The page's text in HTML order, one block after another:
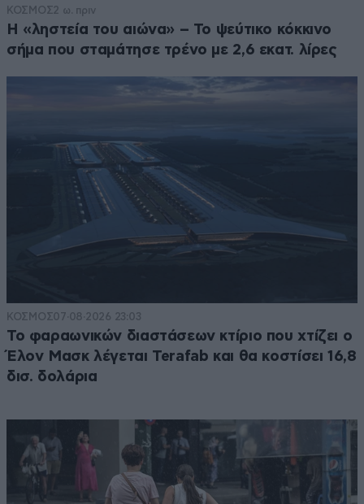
ΚΟΣΜΟΣ2 ω. πριν
Η «ληστεία του αιώνα» – Το ψεύτικο κόκκινο
σήμα που σταμάτησε τρένο με 2,6 εκατ. λίρες
ΚΟΣΜΟΣ07·08·2026 23:03
Το φαραωνικών διαστάσεων κτίριο που χτίζει ο
Έλον Μασκ λέγεται Terafab και θα κοστίσει 16,8
δισ. δολάρια